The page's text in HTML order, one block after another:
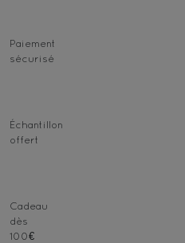
Paiement
sécurisé
Échantillon
offert
Cadeau
dès
100€